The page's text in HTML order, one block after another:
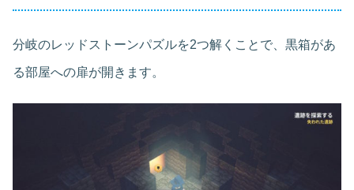
分岐のレッドストーンパズルを2つ解くことで、黒箱があ
る部屋への扉が開きます。